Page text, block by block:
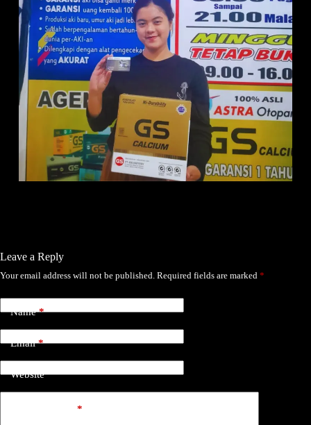
Leave a Reply
Your email address will not be published. Required fields are marked *
Name*
Email*
Website
*